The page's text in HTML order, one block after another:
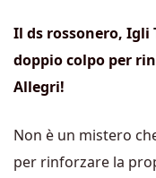
Il ds rossonero, Igli
doppio colpo per
Allegri!
Non è un mistero
per rinforzare la